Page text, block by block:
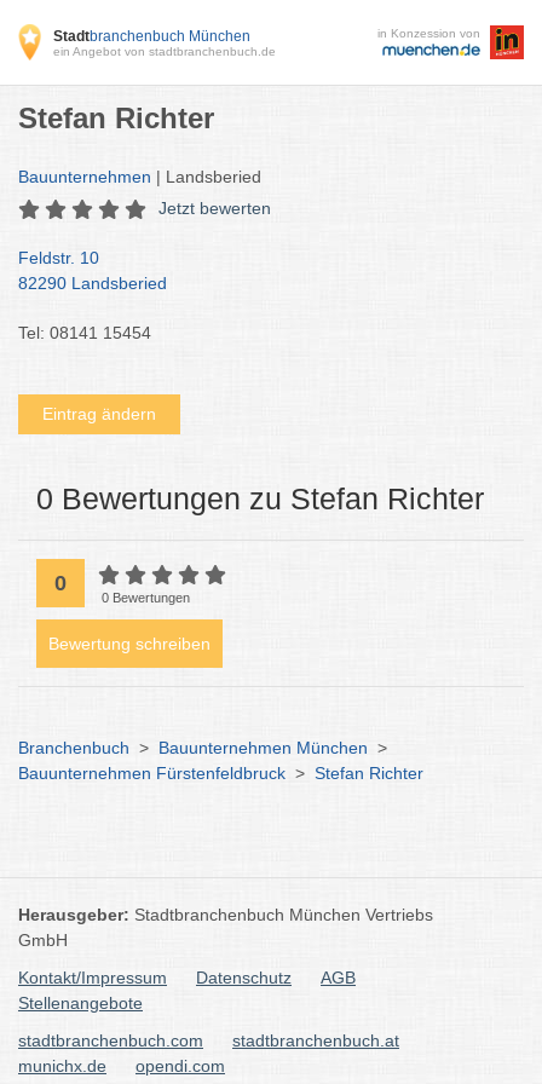
Stadtbranchenbuch München
ein Angebot von stadtbranchenbuch.de
in Konzession von
Stefan Richter
Bauunternehmen | Landsberied
Jetzt bewerten
Feldstr. 10
82290 Landsberied
Tel: 08141 15454
Eintrag ändern
0 Bewertungen zu Stefan Richter
0
0 Bewertungen
Bewertung schreiben
Branchenbuch > Bauunternehmen München >
Bauunternehmen Fürstenfeldbruck > Stefan Richter
Herausgeber: Stadtbranchenbuch München Vertriebs
GmbH
Kontakt/Impressum
Datenschutz
AGB
Stellenangebote
stadtbranchenbuch.com
stadtbranchenbuch.at
munichx.de
opendi.com